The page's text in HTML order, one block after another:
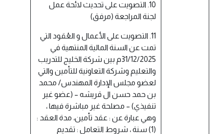
10. التصويت على تحديث لائحة عمل
لجنة المراجعة (مرفق)
11. التصويت على الأعمال و العُقود التي
تمت عن السنة المالية المنتهية في
31/12/2025م بين شركة الخليج للتدريب
والتعليم وشركة التعاونية للتأمين والتي
لعضو مجلس الإدارة المهندس/ محمد
بن حمد حسن ال قريشه – (عضو غير
تنفيذي) – مصلحة غير مباشرة فيها ،
وهي عبارة عن : عقد تأمين، مدة العقد :
(1) سنة ، شروط التعامل : تقديم